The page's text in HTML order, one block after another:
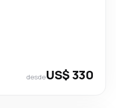
desdeUS$ 330